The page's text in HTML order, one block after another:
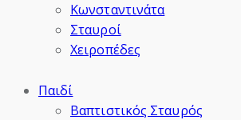
Κωνσταντινάτα
Σταυροί
Χειροπέδες
Παιδί
Βαπτιστικός Σταυρός